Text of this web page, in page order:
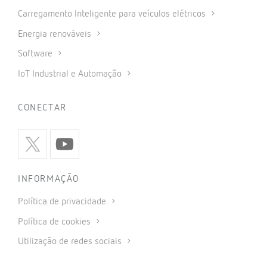
Carregamento Inteligente para veículos elétricos
Energia renováveis
Software
IoT Industrial e Automação
CONECTAR
INFORMAÇÃO
Política de privacidade
Política de cookies
Utilização de redes sociais